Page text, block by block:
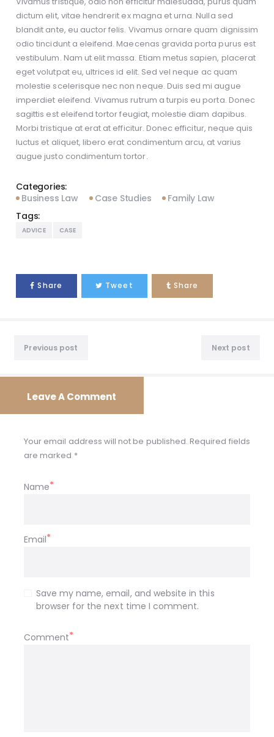
dictum elit, vitae hendrerit ex magna et urna. Nulla sed
blandit ante, eu auctor felis. Vivamus ornare quam dignissim
odio tincidunt a eleifend. Maecenas gravida porta purus est
vestibulum. Nam ut elit massa. Etiam metus sapien, placerat
eget volutpat eu, ultrices id elit. Sed vel neque ac quam
molestie scelerisque nec non neque. Duis sed mi augue
imperdiet eleifend. Vivamus rutrum a turpis eu porta. Donec
sagittis est eleifend tortor feugiat, molestie diam dapibus.
Morbi tristique at erat at efficitur. Donec efficitur, neque quis
luctus et aliquet, libero erat condimentum arcu, at varius
augue justo condimentum tortor.
Categories:
Business Law
Case Studies
Family Law
Tags:
ADVICE CASE
Share Tweet Share
Previous post Next post
Leave A Comment
Your email address will not be published. Required fields
are marked *
Name
Email
Save my name, email, and website in this
browser for the next time I comment.
Comment